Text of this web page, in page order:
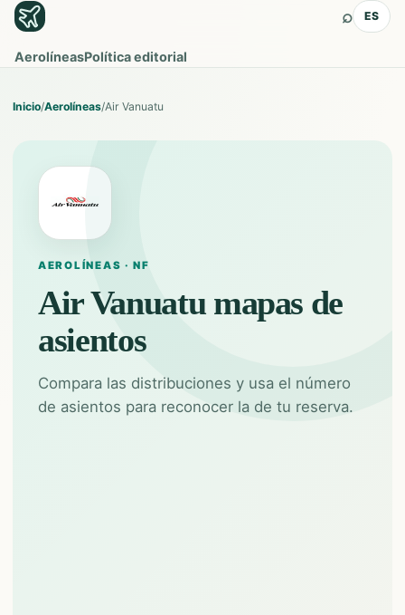
AerolíneasPolítica editorial
⌕ ES
Inicio/Aerolíneas/Air Vanuatu
AEROLÍNEAS · NF
Air Vanuatu mapas de
asientos
Compara las distribuciones y usa el número
de asientos para reconocer la de tu reserva.